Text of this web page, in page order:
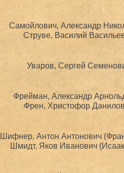
Самойлович, Александр
Струве, Василий
Уваров, Сергей
Фрейман, Александр
Френ, Христофор
Шифнер, Антон Антонович
Шмидт, Яков Иванович